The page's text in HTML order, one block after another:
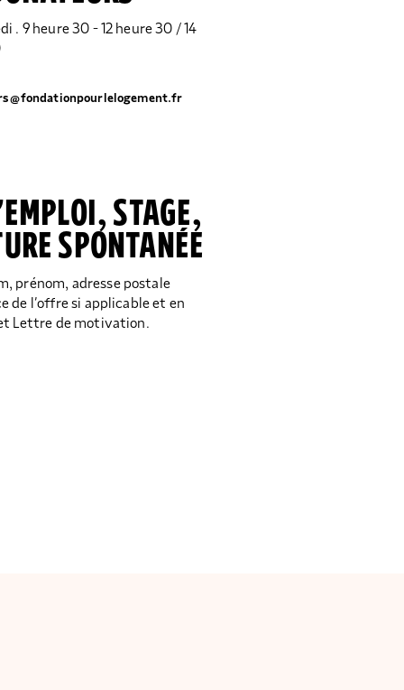
. 9 heure 30 - 12 heure 30 / 14
STAGE,
SPONTANÉE
prénom, adresse postale
de l’offre si applicable et en
Lettre de motivation.